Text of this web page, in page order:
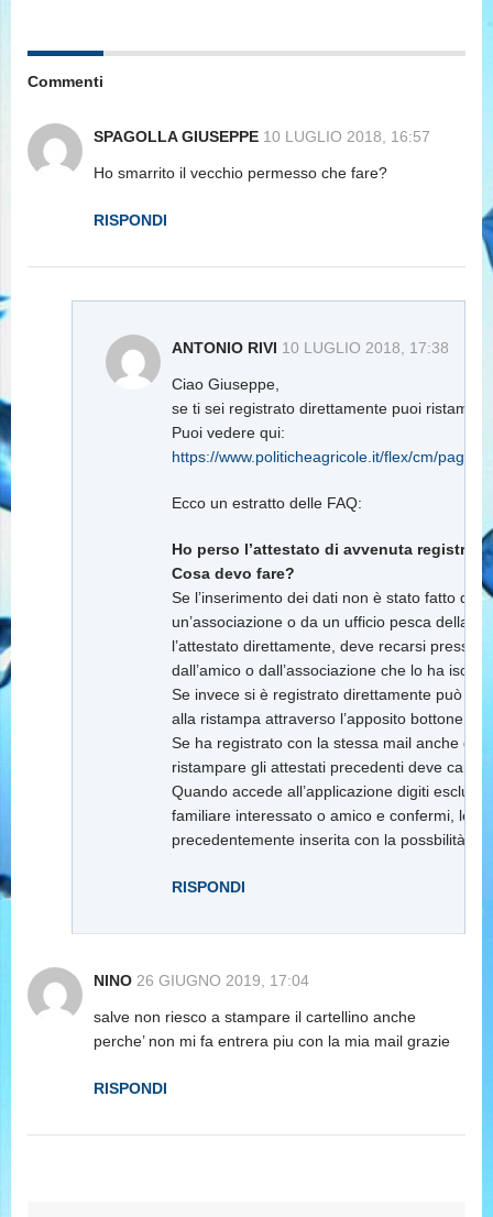
Commenti
SPAGOLLA GIUSEPPE 10 LUGLIO 2018, 16:57
Ho smarrito il vecchio permesso che fare?
RISPONDI
ANTONIO RIVI 10 LUGLIO 2018, 17:38
Ciao Giuseppe,
se ti sei registrato direttamente puoi
Puoi vedere qui:
https://www.politicheagricole.it/flex/cm/
Ecco un estratto delle FAQ:
Ho perso l’attestato di avvenuta
Cosa devo fare?
Se l’inserimento dei dati non è stato fatto da
un’associazione o da un ufficio pesca della
l’attestato direttamente, deve recarsi presso
dall’amico o dall’associazione che lo ha
Se invece si è registrato direttamente può
alla ristampa attraverso l’apposito bottone.
Se ha registrato con la stessa mail anche dei
ristampare gli attestati precedenti deve
Quando accede all’applicazione digiti
familiare interessato o amico e confermi, le
precedentemente inserita con la possbilità di
RISPONDI
NINO 26 GIUGNO 2019, 17:04
salve non riesco a stampare il cartellino anche
perche’ non mi fa entrera piu con la mia mail grazie
RISPONDI